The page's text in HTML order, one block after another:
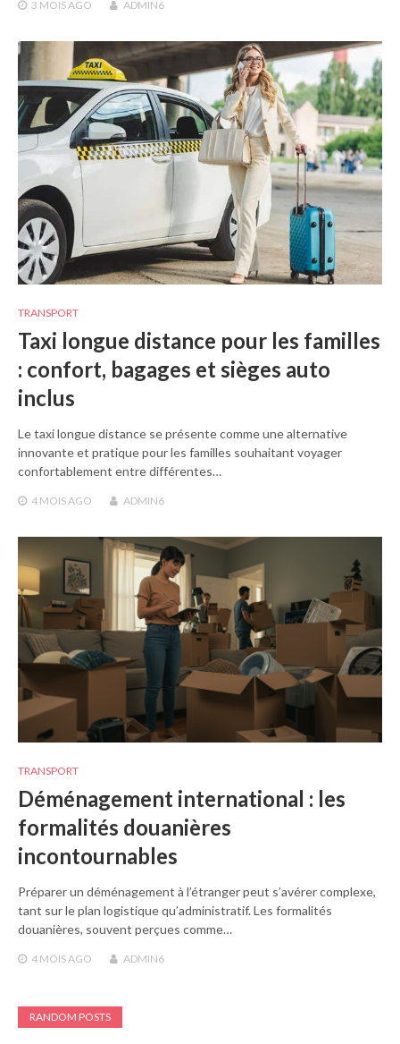
3 MOISAGO ADMIN6
TRANSPORT
Taxi longue distance pour les familles
: confort, bagages et sièges auto
inclus
Le taxi longue distance se présente comme une alternative
innovante et pratique pour les familles souhaitant voyager
confortablement entre différentes…
4 MOISAGO ADMIN6
TRANSPORT
Déménagement international : les
formalités douanières
incontournables
Préparer un déménagement à l’étranger peut s’avérer complexe,
tant sur le plan logistique qu’administratif. Les formalités
douanières, souvent perçues comme…
4 MOISAGO ADMIN6
RANDOM POSTS